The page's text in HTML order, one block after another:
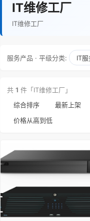
IT维修工厂
IT维修工厂
服务产品 · 平级分类: IT
共 1 件「IT维修工厂」
综合排序 最新上架
价格从高到低